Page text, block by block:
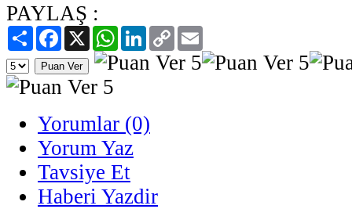
PAYLAŞ :
PaylaşFacebook
X WhatsAppLinkedIn
Copy
Link
Yorumlar (0)
Yorum Yaz
Tavsiye Et
Haberi Yazdir